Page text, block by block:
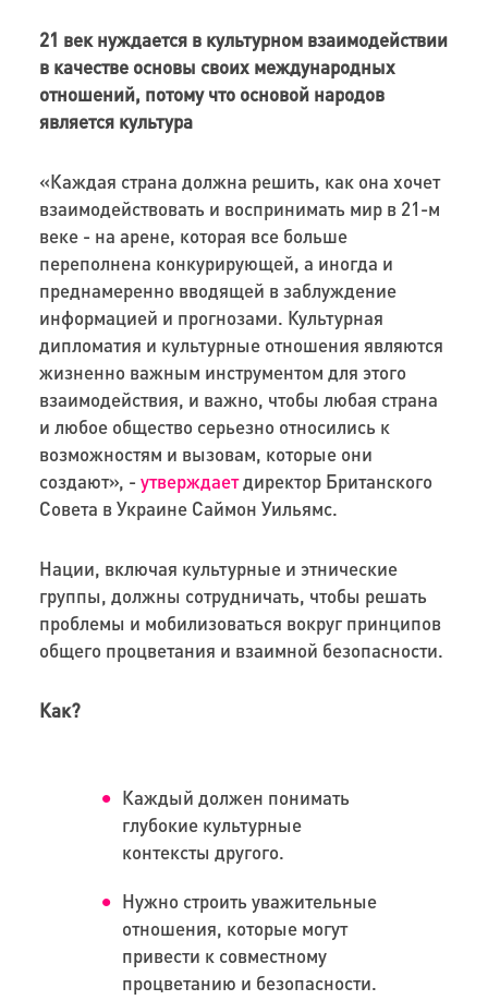
21 век нуждается в культурном взаимодействии
в качестве основы своих международных
отношений, потому что основой народов
является культура
«Каждая страна должна решить, как она хочет
взаимодействовать и воспринимать мир в 21-м
веке - на арене, которая все больше
переполнена конкурирующей, а иногда и
преднамеренно вводящей в заблуждение
информацией и прогнозами. Культурная
дипломатия и культурные отношения являются
жизненно важным инструментом для этого
взаимодействия, и важно, чтобы любая страна
и любое общество серьезно относились к
возможностям и вызовам, которые они
создают», - утверждаетдиректор Британского
Совета в Украине Саймон Уильямс.
Нации, включая культурные и этнические
группы, должны сотрудничать, чтобы решать
проблемы и мобилизоваться вокруг принципов
общего процветания и взаимной безопасности.
Как?
Каждый должен понимать
глубокие культурные
контексты другого.
Нужно строить уважительные
отношения, которые могут
привести к совместному
процветанию и безопасности.